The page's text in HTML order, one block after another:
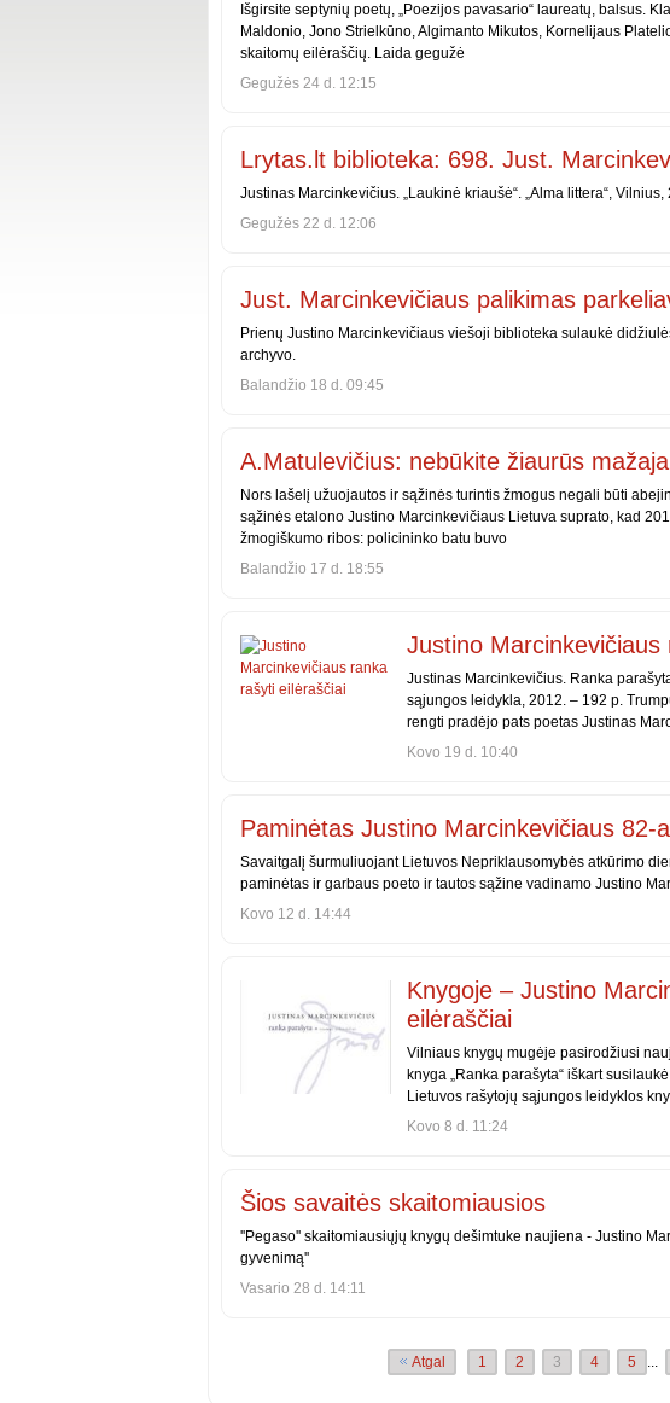
Išgirsite septynių poetų, „Poezijos pavasario“ laureatų, balsus.
Maldonio, Jono Strielkūno, Algimanto Mikutos, Kornelijaus
skaitomų eilėraščių. Laida gegužė
Gegužės 24 d. 12:15
Lrytas.lt biblioteka: 698. Just.
Justinas Marcinkevičius. „Laukinė kriaušė“. „Alma littera“, Vilnius,
Gegužės 22 d. 12:06
Just. Marcinkevičiaus palikimas
Prienų Justino Marcinkevičiaus viešoji biblioteka sulaukė
archyvo.
Balandžio 18 d. 09:45
A.Matulevičius: nebūkite žiaurūs
Nors lašelį užuojautos ir sąžinės turintis žmogus negali būti
sąžinės etalono Justino Marcinkevičiaus Lietuva suprato, kad
žmogiškumo ribos: policininko batu buvo
Balandžio 17 d. 18:55
Justino
Justinas Marcinkevičius. Ranka
sąjungos leidykla, 2012. – 192 p.
rengti pradėjo pats poetas Justinas
Kovo 19 d. 10:40
Paminėtas Justino Marcinkevičiaus 82-
Savaitgalį šurmuliuojant Lietuvos Nepriklausomybės atkūrimo
paminėtas ir garbaus poeto ir tautos sąžine vadinamo Justino
Kovo 12 d. 14:44
Knygoje – Justino
eilėraščiai
Vilniaus knygų mugėje pasirodžiusi
knyga „Ranka parašyta“ iškart
Lietuvos rašytojų sąjungos leidyklos
Kovo 8 d. 11:24
Šios savaitės skaitomiausios
''Pegaso'' skaitomiausiųjų knygų dešimtuke naujiena - Justino
gyvenimą''
Vasario 28 d. 14:11
Atgal 1 2 3 4 5 ...